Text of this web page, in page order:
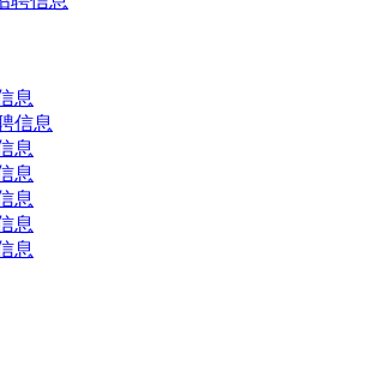
息
信息
息
息
息
息
息